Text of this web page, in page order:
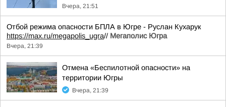
Вчера, 21:51
Отбой режима опасности БПЛА в Югре - Руслан Кухарук
https://max.ru/megapolis_ugra// Мегаполис Югра
Вчера, 21:39
Отмена «Беспилотной опасности» на
территории Югры
Вчера, 21:39